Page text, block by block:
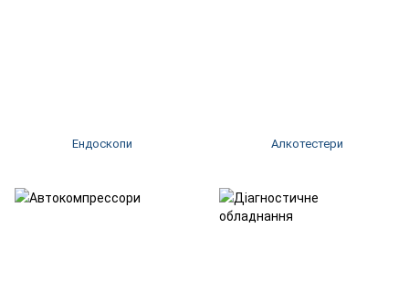
Ендоскопи Алкотестери